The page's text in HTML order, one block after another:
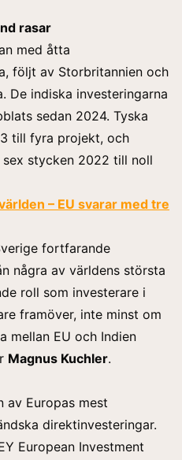
rasar
med åtta
följt av Storbritannien och
De indiska investeringarna
sedan 2024. Tyska
till fyra projekt, och
stycken 2022 till noll
– EU svarar med tre
fortfarande
några av världens största
roll som investerare i
framöver, inte minst om
mellan EU och Indien
Magnus Kuchler.
av Europas mest
direktinvesteringar.
European Investment